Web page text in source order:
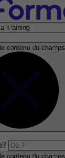
contenu du champs
contenu du champs